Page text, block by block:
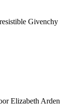
Givenchy
Elizabeth Arden